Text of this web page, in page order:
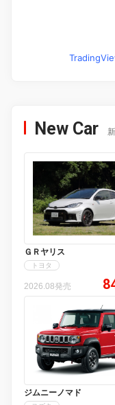
New Car
ＧＲヤリス
トヨタ
2026.08発売
ジムニーノマド